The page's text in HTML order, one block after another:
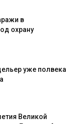
в
охрану
уже полвека
Великой